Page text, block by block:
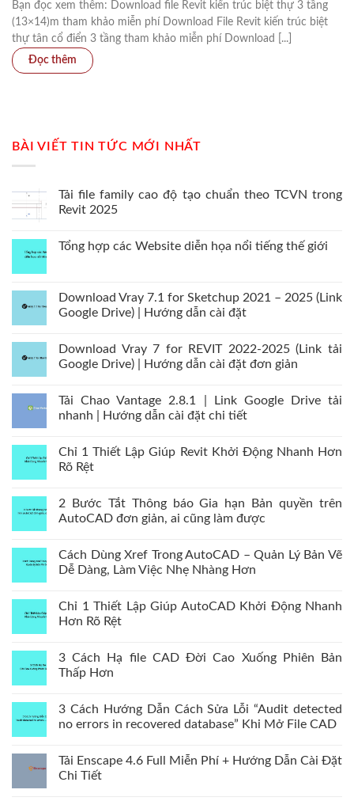
Bạn đọc xem thêm: Download file Revit kiến trúc biệt thự 3 tầng
(13×14)m tham khảo miễn phí Download File Revit kiến trúc biệt
thự tân cổ điển 3 tầng tham khảo miễn phí Download [...]
BÀI VIẾT TIN TỨC MỚI NHẤT
Tải file family cao độ tạo chuẩn theo TCVN trong
Revit 2025
Tổng hợp các Website diễn họa nổi tiếng thế giới
Download Vray 7.1 for Sketchup 2021 – 2025 (Link
Google Drive) | Hướng dẫn cài đặt
Download Vray 7 for REVIT 2022-2025 (Link tải
Google Drive) | Hướng dẫn cài đặt đơn giản
Tải Chao Vantage 2.8.1 | Link Google Drive tải
nhanh | Hướng dẫn cài đặt chi tiết
Chỉ 1 Thiết Lập Giúp Revit Khởi Động Nhanh Hơn
Rõ Rệt
2 Bước Tắt Thông báo Gia hạn Bản quyền trên
AutoCAD đơn giản, ai cũng làm được
Cách Dùng Xref Trong AutoCAD – Quản Lý Bản Vẽ
Dễ Dàng, Làm Việc Nhẹ Nhàng Hơn
Chỉ 1 Thiết Lập Giúp AutoCAD Khởi Động Nhanh
Hơn Rõ Rệt
3 Cách Hạ file CAD Đời Cao Xuống Phiên Bản
Thấp Hơn
3 Cách Hướng Dẫn Cách Sửa Lỗi “Audit detected
no errors in recovered database” Khi Mở File CAD
Tải Enscape 4.6 Full Miễn Phí + Hướng Dẫn Cài Đặt
Chi Tiết